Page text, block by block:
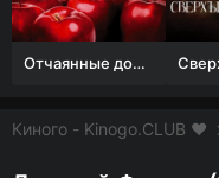
Отчаянные домохозяйки (1 сезон)
Киного - Kinogo.CLUB ❤️